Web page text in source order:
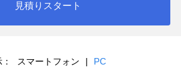
見積りスタート
スマートフォン | PC